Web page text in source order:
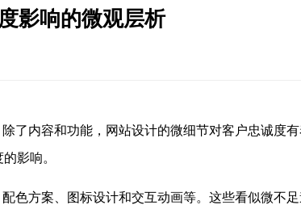
影响的微观层析
了内容和功能，网站设计的微细节对客户忠诚度
影响。
色方案、图标设计和交互动画等。这些看似微不